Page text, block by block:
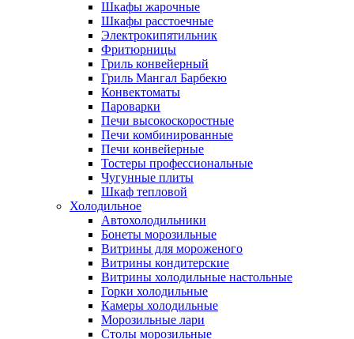
Шкафы жарочные
Шкафы расстоечные
Электрокипятильник
Фритюрницы
Гриль конвейерный
Гриль Мангал Барбекю
Конвектоматы
Пароварки
Печи высокоскоростные
Печи комбинированные
Печи конвейерные
Тостеры профессиональные
Чугунные плиты
Шкаф тепловой
Холодильное
Автохолодильники
Бонеты морозильные
Витрины для мороженого
Витрины кондитерские
Витрины холодильные настольные
Горки холодильные
Камеры холодильные
Морозильные лари
Столы морозильные